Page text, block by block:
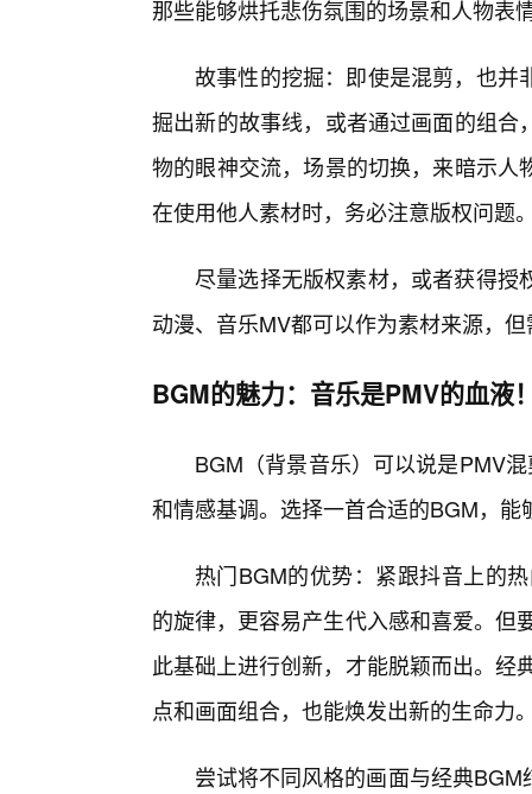
那些能够烘托悲伤氛围的场景和人物表
故事性的挖掘：即使是混剪，也并
掘出新的故事线，或者通过画面的组
物的眼神交流，场景的切换，来暗示
在使用他人素材时，务必注意版权问题
尽量选择无版权素材，或者获得授
动漫、音乐MV都可以作为素材来源，
BGM的魅力：音乐是PMV的血液
BGM（背景音乐）可以说是PMV
和情感基调。选择一首合适的BGM，
热门BGM的优势：紧跟抖音上的
的旋律，更容易产生代入感和喜爱。但
此基础上进行创新，才能脱颖而出。经
点和画面组合，也能焕发出新的生命力
尝试将不同风格的画面与经典